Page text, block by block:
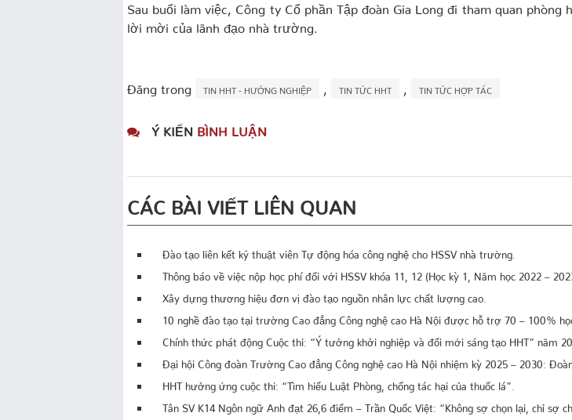
Sau buổi làm việc, Công ty Cổ phần Tập đoàn Gia Long đi tham quan phòng
lời mời của lãnh đạo nhà trường.
Đăng trong TIN HHT - HƯỚNG NGHIỆP TIN TỨC HHT TIN TỨC HỢP TÁC
Ý KIẾN BÌNH LUẬN
CÁC BÀI VIẾT LIÊN QUAN
Đào tạo liên kết kỹ thuật viên Tự động hóa công nghệ cho HSSV nhà trường.
Thông báo về việc nộp học phí đối với HSSV khóa 11, 12 (Học kỳ 1, Năm học 2022 –
Xây dựng thương hiệu đơn vị đào tạo nguồn nhân lực chất lượng cao.
10 nghề đào tạo tại trường Cao đẳng Công nghệ cao Hà Nội được hỗ trợ 70 – 100%
Chính thức phát động Cuộc thi: “Ý tưởng khởi nghiệp và đổi mới sáng tạo HHT” năm
Đại hội Công đoàn Trường Cao đẳng Công nghệ cao Hà Nội nhiệm kỳ 2025 – 2030:
HHT hưởng ứng cuộc thi: “Tìm hiểu Luật Phòng, chống tác hại của thuốc lá”.
Tân SV K14 Ngôn ngữ Anh đạt 26,6 điểm – Trần Quốc Việt: “Không sợ chọn lại, chỉ sợ